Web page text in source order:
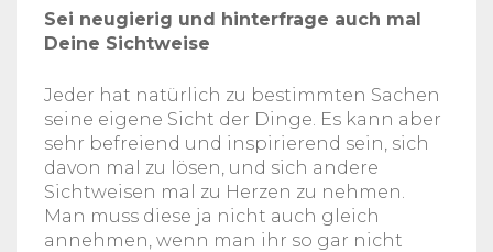
Sei neugierig und hinterfrage auch mal
Deine Sichtweise
Jeder hat natürlich zu bestimmten Sachen
seine eigene Sicht der Dinge. Es kann aber
sehr befreiend und inspirierend sein, sich
davon mal zu lösen, und sich andere
Sichtweisen mal zu Herzen zu nehmen.
Man muss diese ja nicht auch gleich
annehmen, wenn man ihr so gar nicht